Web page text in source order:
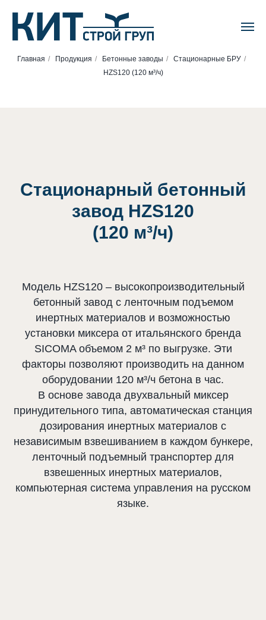
Главная / Продукция / Бетонные заводы / Стационарные БРУ /
HZS120 (120 м³/ч)
Стационарный бетонный
завод HZS120
(120 м³/ч)
Модель HZS120 – высокопроизводительный
бетонный завод с ленточным подъемом
инертных материалов и возможностью
установки миксера от итальянского бренда
SICOMA объемом 2 м³ по выгрузке. Эти
факторы позволяют производить на данном
оборудовании 120 м³/ч бетона в час.
В основе завода двухвальный миксер
принудительного типа, автоматическая станция
дозирования инертных материалов с
независимым взвешиванием в каждом бункере,
ленточный подъемный транспортер для
взвешенных инертных материалов,
компьютерная система управления на русском
языке.